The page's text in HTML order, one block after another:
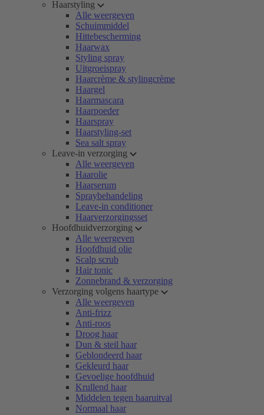
Haarstyling
Alle weergeven
Schuimmiddel
Hittebescherming
Haarwax
Styling spray
Uitgroeispray
Haarcrème & stylingcrème
Haargel
Haarmascara
Haarpoeder
Haarspray
Haarstyling-set
Sea salt spray
Leave-in verzorging
Alle weergeven
Haarolie
Haarserum
Spraybehandeling
Leave-in conditioner
Haarverzorgingsset
Hoofdhuidverzorging
Alle weergeven
Hoofdhuid olie
Scalp scrub
Hair tonic
Zonnebrand & verzorging
Verzorging volgens haartype
Alle weergeven
Anti-frizz
Anti-roos
Droog haar
Dun & steil haar
Geblondeerd haar
Gekleurd haar
Gevoelige hoofdhuid
Krullend haar
Middelen tegen haaruitval
Normaal haar